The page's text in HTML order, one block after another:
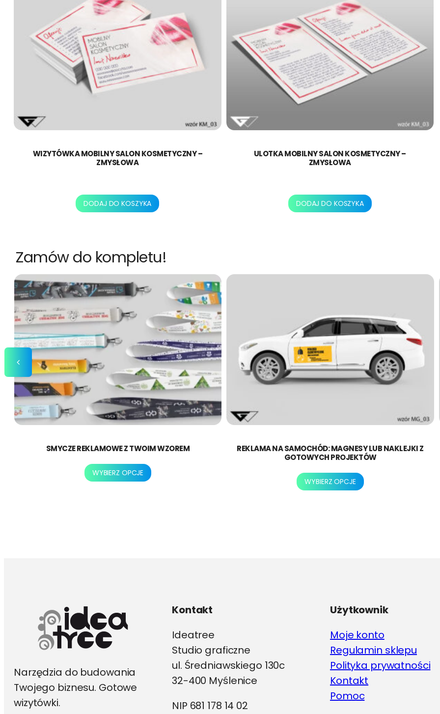
WIZYTÓWKA MOBILNY SALON KOSMETYCZNY –
ZMYSŁOWA
DODAJ DO KOSZYKA
ULOTKA MOBILNY SALON KOSMETYCZNY –
ZMYSŁOWA
DODAJ DO KOSZYKA
Zamów do kompletu!
SMYCZE REKLAMOWE Z TWOIM WZOREM
WYBIERZ OPCJE
Ten
REKLAMA NA SAMOCHÓD: MAGNESY LUB NAKLEJKI Z
GOTOWYCH PROJEKTÓW
WYBIERZ OPCJE
Ten
Narzędzia do budowania
Twojego biznesu. Gotowe
wizytówki.
Kontakt
Ideatree
Studio graficzne
ul. Średniawskiego 130c
32-400 Myślenice
NIP 681 178 14 02
Użytkownik
Moje konto
Regulamin sklepu
Polityka prywatności
Kontakt
Pomoc